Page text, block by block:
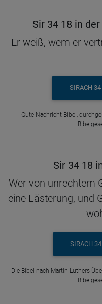
Sir 34 18 in
Er weiß, wem er
SIRACH
Gute Nachricht Bibel,
Sir 34 18
Wer von unrechtem
eine Lästerung, und
SIRACH
Die Bibel nach Martin Luthers